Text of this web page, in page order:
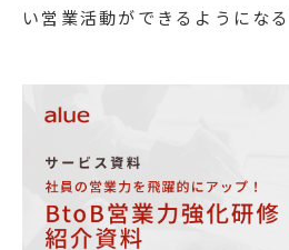
い営業活動ができるようになる